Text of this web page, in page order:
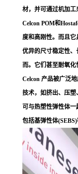
材，并可通过机加工
Celcon POM和
度和高刚性。而且
优异的尺寸稳定性
而。它们甚至耐氧化
Celcon 产品被广泛
技术，如挤出、压塑
可与热塑性弹性体
包括基弹性体(SEBS)